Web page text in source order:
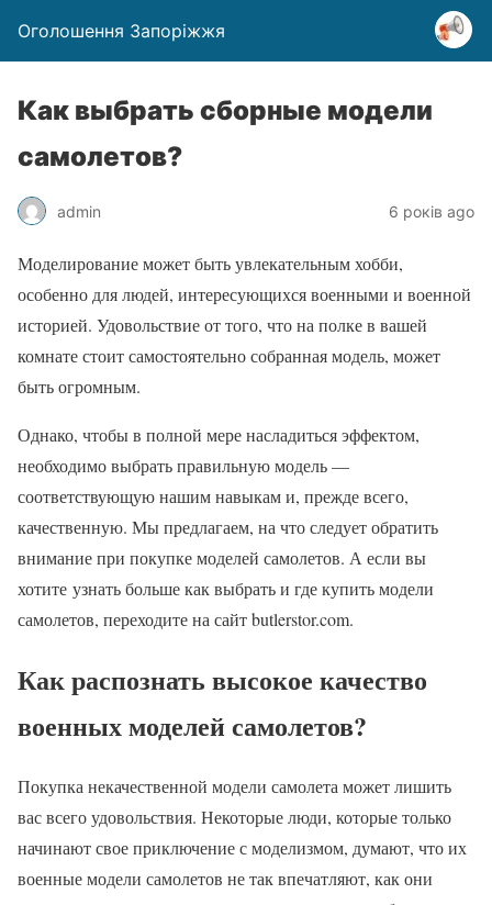
Оголошення Запоріжжя
Как выбрать сборные модели
самолетов?
admin 6 років ago
Моделирование может быть увлекательным хобби,
особенно для людей, интересующихся военными и военной
историей. Удовольствие от того, что на полке в вашей
комнате стоит самостоятельно собранная модель, может
быть огромным.
Однако, чтобы в полной мере насладиться эффектом,
необходимо выбрать правильную модель —
соответствующую нашим навыкам и, прежде всего,
качественную. Мы предлагаем, на что следует обратить
внимание при покупке моделей самолетов. А если вы
хотите узнать больше как выбрать и где купить модели
самолетов, переходите на сайт butlerstor.com.
Как распознать высокое качество
военных моделей самолетов?
Покупка некачественной модели самолета может лишить
вас всего удовольствия. Некоторые люди, которые только
начинают свое приключение с моделизмом, думают, что их
военные модели самолетов не так впечатляют, как они